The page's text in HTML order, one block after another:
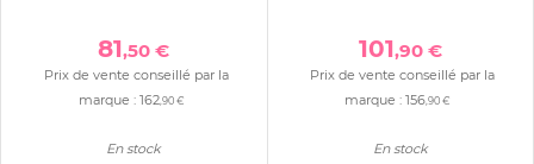
81,50 €
Prix de vente conseillé par la
marque : 162,90 €
En stock
101,90 €
Prix de vente conseillé par la
marque :156,90 €
En stock